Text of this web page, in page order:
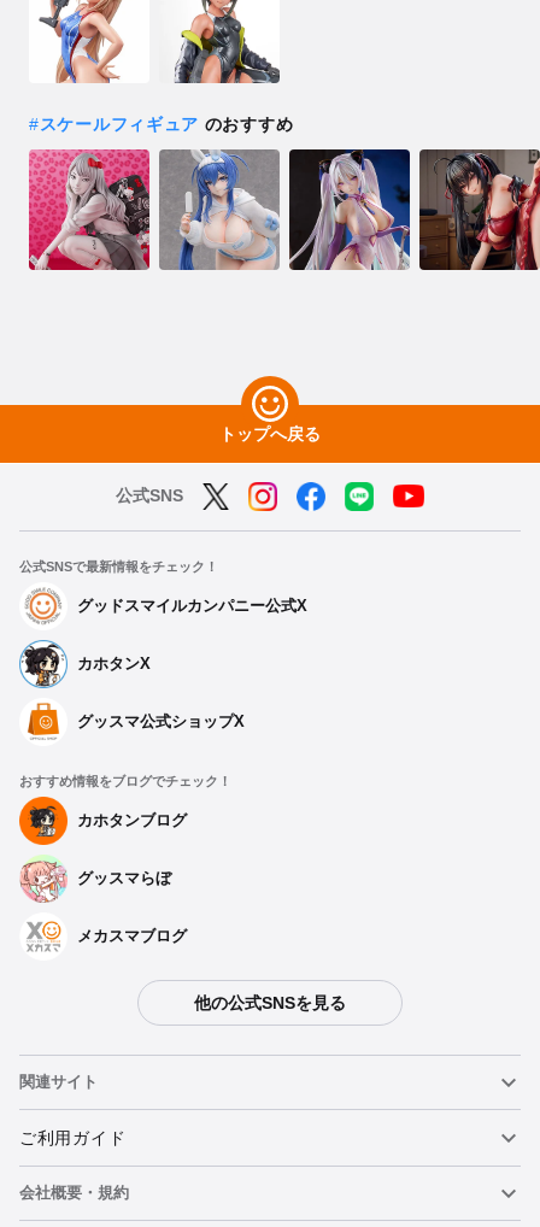
#スケールフィギュア のおすすめ
トップへ戻る
公式SNS
公式SNSで最新情報をチェック！
グッドスマイルカンパニー公式X
カホタンX
グッスマ公式ショップX
おすすめ情報をブログでチェック！
カホタンブログ
グッスマらぼ
メカスマブログ
他の公式SNSを見る
関連サイト
ねんどろいど
ねんどろいどフェイスメーカー
ご利用ガイド
重要なお知らせ
会社概要・規約